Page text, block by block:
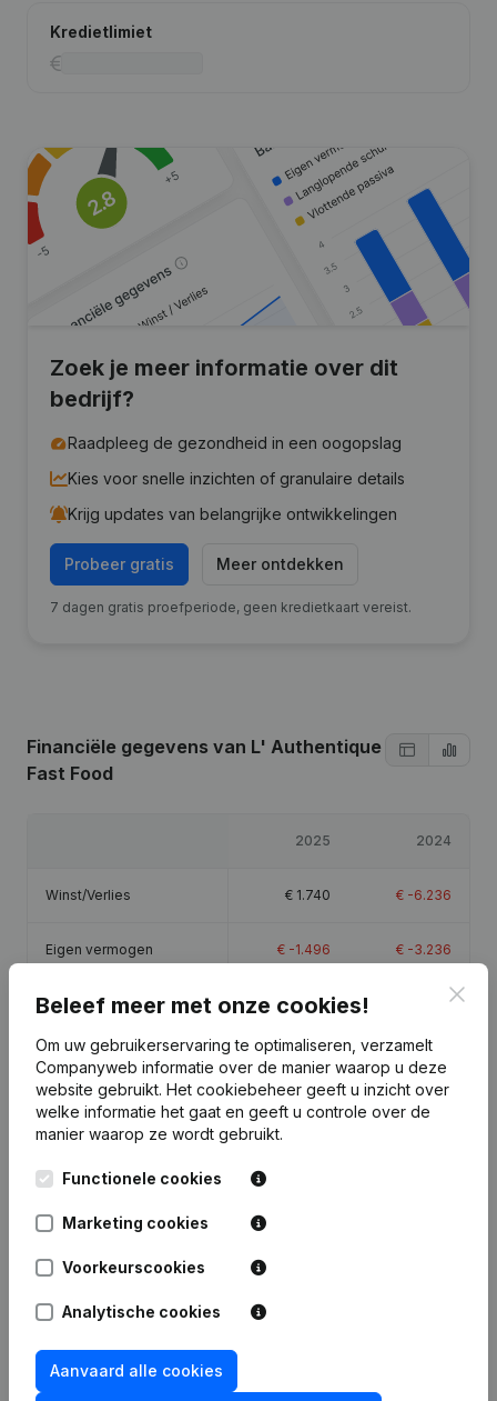
Kredietlimiet
Zoek je meer informatie over dit
bedrijf?
Raadpleeg de gezondheid in een oogopslag
Kies voor snelle inzichten of granulaire details
Krijg updates van belangrijke ontwikkelingen
Probeer gratis Meer ontdekken
7 dagen gratis proefperiode, geen kredietkaart vereist.
Financiële gegevens van L' Authentique
Fast Food
2025 2024
Winst/Verlies € 1.740 € -6.236
Eigen vermogen € -1.496 € -3.236
Brutomarge €1.972 -5.997
Publicatiesvan L' Authentique Fast Food
19-03-2025
Kapitaal, Aandelen -
Ontslagnemingen, Benoemingen
10-01-2024
Rechtspersoon, Opening Bijkantoor,
enz...)
Beleef meer met onze cookies!
Om uw gebruikerservaring te optimaliseren, verzamelt
Companyweb informatie over de manier waarop u deze
website gebruikt. Het cookiebeheer geeft u inzicht over
welke informatie het gaat en geeft u controle over de
manier waarop ze wordt gebruikt.
Functionele cookies
Marketing cookies
Voorkeurscookies
Analytische cookies
Aanvaard alle cookies